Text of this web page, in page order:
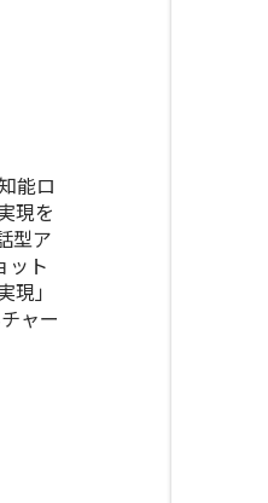
能ロ
現を
型ア
ット
」
ャー